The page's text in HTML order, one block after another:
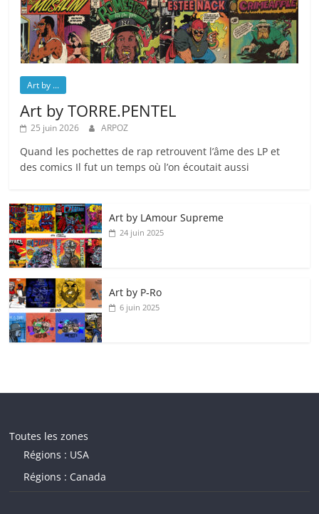
Art by ...
Art by TORRE.PENTEL
25 juin 2026 ARPOZ
Quand les pochettes de rap retrouvent l’âme des LP et
des comics Il fut un temps où l’on écoutait aussi
Art by LAmour Supreme
24 juin 2025
Art by P‑Ro
6 juin 2025
Toutes les zones
Régions : USA
Régions : Canada